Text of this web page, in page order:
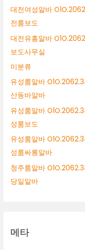
대전여성알바
전룸보도
대전유흥알바
보도사무실
미분류
유성룸알바
산동바알바
유성룸알바
성룸보도
유성룸알바
성룸싸롱알바
청주룸알바
당일알바
메타